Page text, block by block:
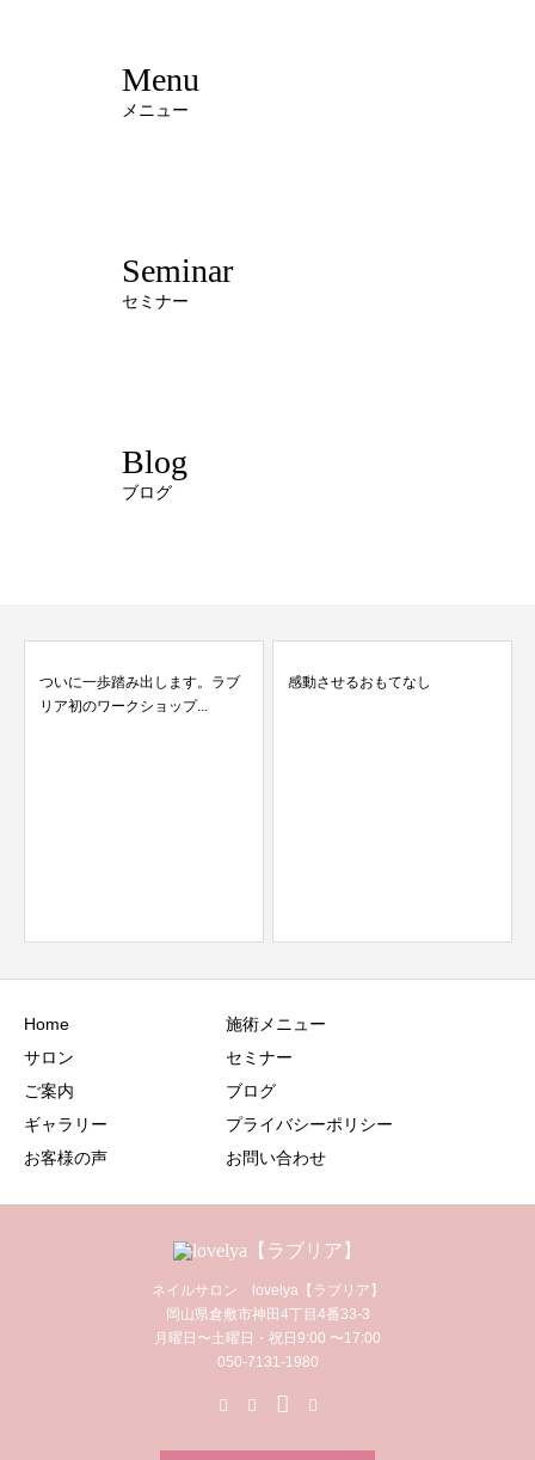
Menu
メニュー
Seminar
セミナー
Blog
ブログ
ついに一歩踏み出します。ラブ
リア初のワークショップ...
感動させるおもてなし
Home
サロン
ご案内
ギャラリー
お客様の声
施術メニュー
セミナー
ブログ
プライバシーポリシー
お問い合わせ
ネイルサロン lovelya【ラブリア】
岡山県倉敷市神田4丁目4番33-3
月曜日〜土曜日・祝日9:00 〜17:00
050-7131-1980